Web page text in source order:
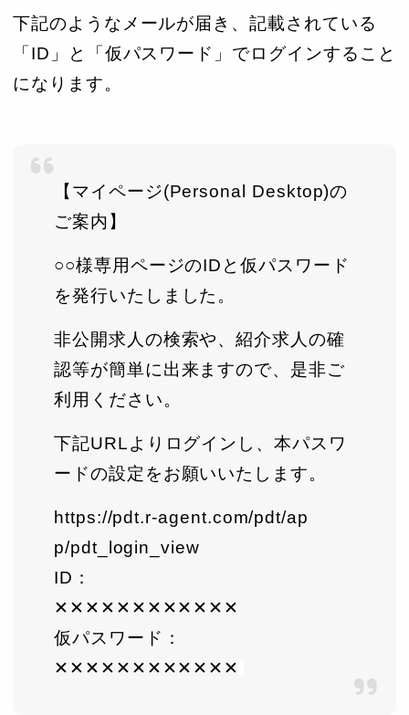
下記のようなメールが届き、記載されている
「ID」と「仮パスワード」でログインすること
になります。
【マイページ(Personal Desktop)の
ご案内】
○○様専用ページのIDと仮パスワード
を発行いたしました。
非公開求人の検索や、紹介求人の確
認等が簡単に出来ますので、是非ご
利用ください。
下記URLよりログインし、本パスワ
ードの設定をお願いいたします。
https://pdt.r-agent.com/pdt/ap
p/pdt_login_view
ID：
✕✕✕✕✕✕✕✕✕✕✕✕
仮パスワード：
✕✕✕✕✕✕✕✕✕✕✕✕